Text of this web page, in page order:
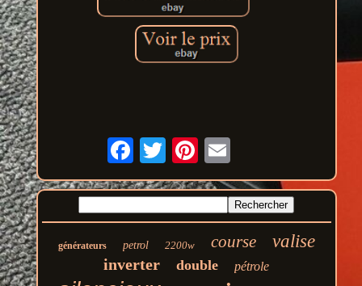
générateurs petrol 2200w course valise
inverter double pétrole